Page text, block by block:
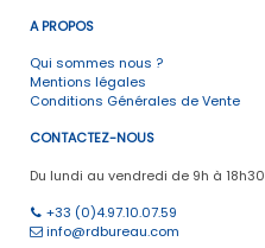
A PROPOS
Qui sommes nous ?
Mentions légales
Conditions Générales de Vente
CONTACTEZ-NOUS
Du lundi au vendredi de 9h à 18h30
+33 (0)4.97.10.07.59
info@rdbureau.com